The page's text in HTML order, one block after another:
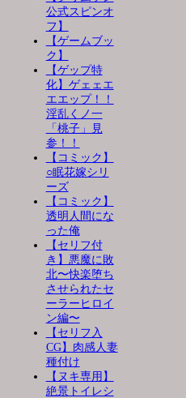
公式スピンオ
フ】
【ゲームブッ
ク】
【ゲップ特
化】ゲェェエ
エエップ！！
淫乱くノ一
「桃子」見
参！！
【コミック】
○眠花嫁シリ
ーズ
【コミック】
透明人間にな
った俺
【セリフ付
き】悪魔に敗
北〜快楽堕ち
させられたセ
ーラーヒロイ
ン編〜
【セリフ入
CG】肉感人妻
種付け
【ヌキ専用】
絶景トイレシ